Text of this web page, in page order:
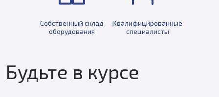
Собственный склад
оборудования
Квалифицированные
специалисты
Будьте в курсе